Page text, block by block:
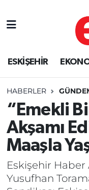
ESKİŞEHİR
HABERLER
“Emekli
Akşamı
Maaşla
Eskişehir Haber
Yusufhan